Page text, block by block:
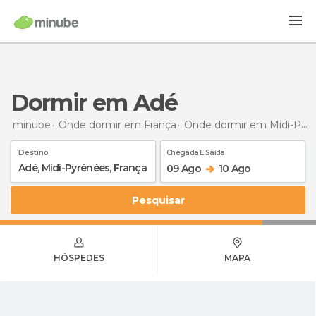
Dormir em Adé
minube Onde dormir em França Onde dormir em Midi-Pirineus
Destino Chegada E Saída
09 Ago 10 Ago
Pesquisar
HÓSPEDES MAPA